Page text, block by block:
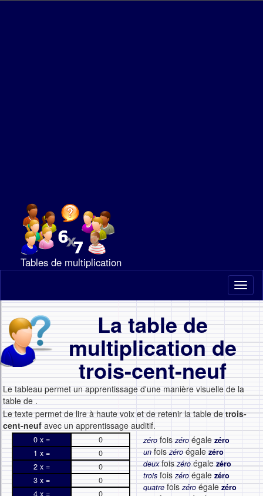
Tables de multiplication
La table de
multiplication de
trois-cent-neuf
Le tableau permet un apprentissage d'une manière visuelle de la
table de .
Le texte permet de lire à haute voix et de retenir la table detrois-
cent-neuf avec un apprentissage auditif.
0 x =
0
1 x =
0
2 x =
0
3 x =
0
4 x =
0
zéro foiszéro égale zéro
unfoiszéroégalezéro
deuxfoiszéroégalezéro
trois foiszéro égale zéro
quatrefoiszéroégalezéro